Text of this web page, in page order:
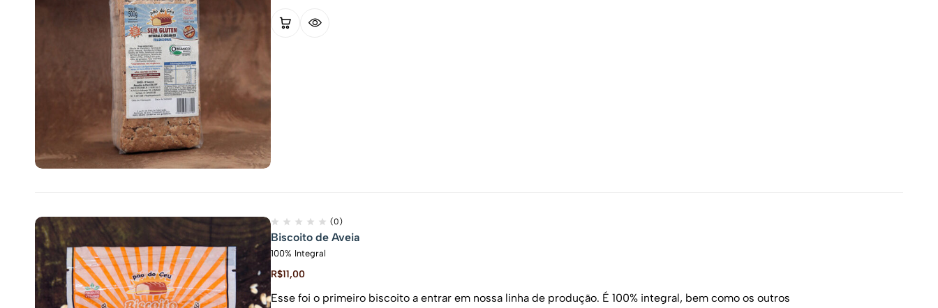
(0)
Biscoito de Aveia
100% Integral
R$11,00
Esse foi o primeiro biscoito a entrar em nossa linha de produção. É 100% integral, bem como os outros